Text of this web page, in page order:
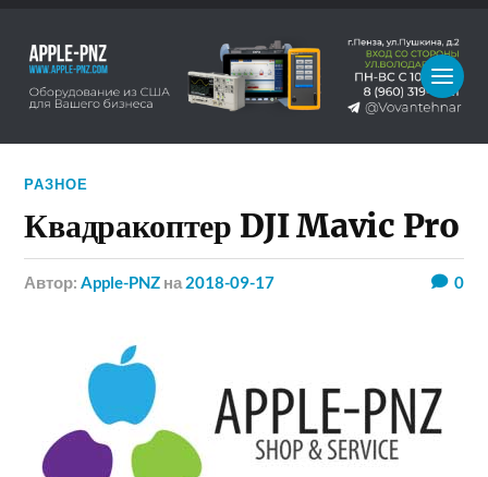
РАЗНОЕ
Квадракоптер DJI Mavic Pro
Автор:Apple-PNZ на 2018-09-17 0